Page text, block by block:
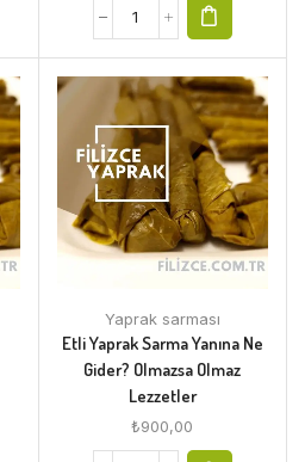
Yaprak sarması
Etli Yaprak Sarma Yanına Ne
Gider? Olmazsa Olmaz
Lezzetler
₺900,00